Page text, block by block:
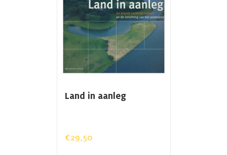
Land in aanleg
€29,50